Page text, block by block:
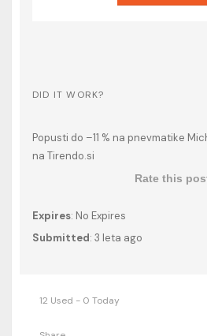
DID IT WORK?
Popusti do –11 % na pnevmatike
na Tirendo.si
Rate this
Expires: No Expires
Submitted: 3 leta ago
12 Used - 0 Today